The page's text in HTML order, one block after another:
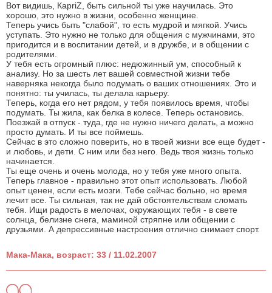
Вот видишь, КapriZ, быть сильной ты уже научилась. Это
хорошо, это нужно в жизни, особенно женщине.
Теперь учись быть "слабой", то есть мудрой и мягкой. Учись
уступать. Это нужно не только для общения с мужчинами, это
пригодится и в воспитании детей, и в дружбе, и в общении с
родителями.
У тебя есть огромный плюс: недюжинный ум, способный к
анализу. Но за шесть лет вашей совместной жизни тебе
наверняка некогда было подумать о ваших отношениях. Это и
понятно: ты училась, ты делала карьеру.
Теперь, когда его нет рядом, у тебя появилось время, чтобы
подумать. Ты жила, как белка в колесе. Теперь остановись.
Поезжай в отпуск - туда, где не нужно ничего делать, а можно
просто думать. И ты все поймешь.
Сейчас в это сложно поверить, но в твоей жизни все еще будет -
и любовь, и дети. С ним или без него. Ведь твоя жизнь только
начинается.
Ты еще очень и очень молода, но у тебя уже много опыта.
Теперь главное - правильно этот опыт использовать. Любой
опыт ценен, если есть мозги. Тебе сейчас больно, но время
лечит все. Ты сильная, так не дай обстоятельствам сломать
тебя. Ищи радость в мелочах, окружающих тебя - в свете
солнца, белизне снега, маминой стряпне или общении с
друзьями. А депрессивные настроения отлично снимает спорт.
Мака-Мака, возраст: 33 / 11.02.2007